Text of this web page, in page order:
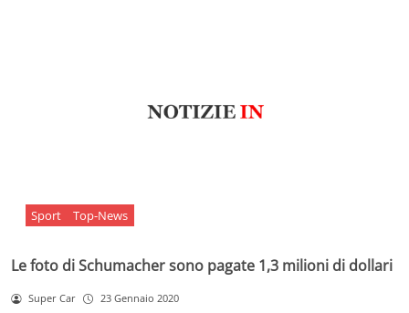
Sport Top-News
Le foto di Schumacher sono pagate 1,3 milioni di dollari
Super Car 23 Gennaio 2020